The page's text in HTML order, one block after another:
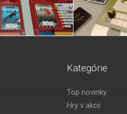
Kategórie
Top novinky
Hry v akcii